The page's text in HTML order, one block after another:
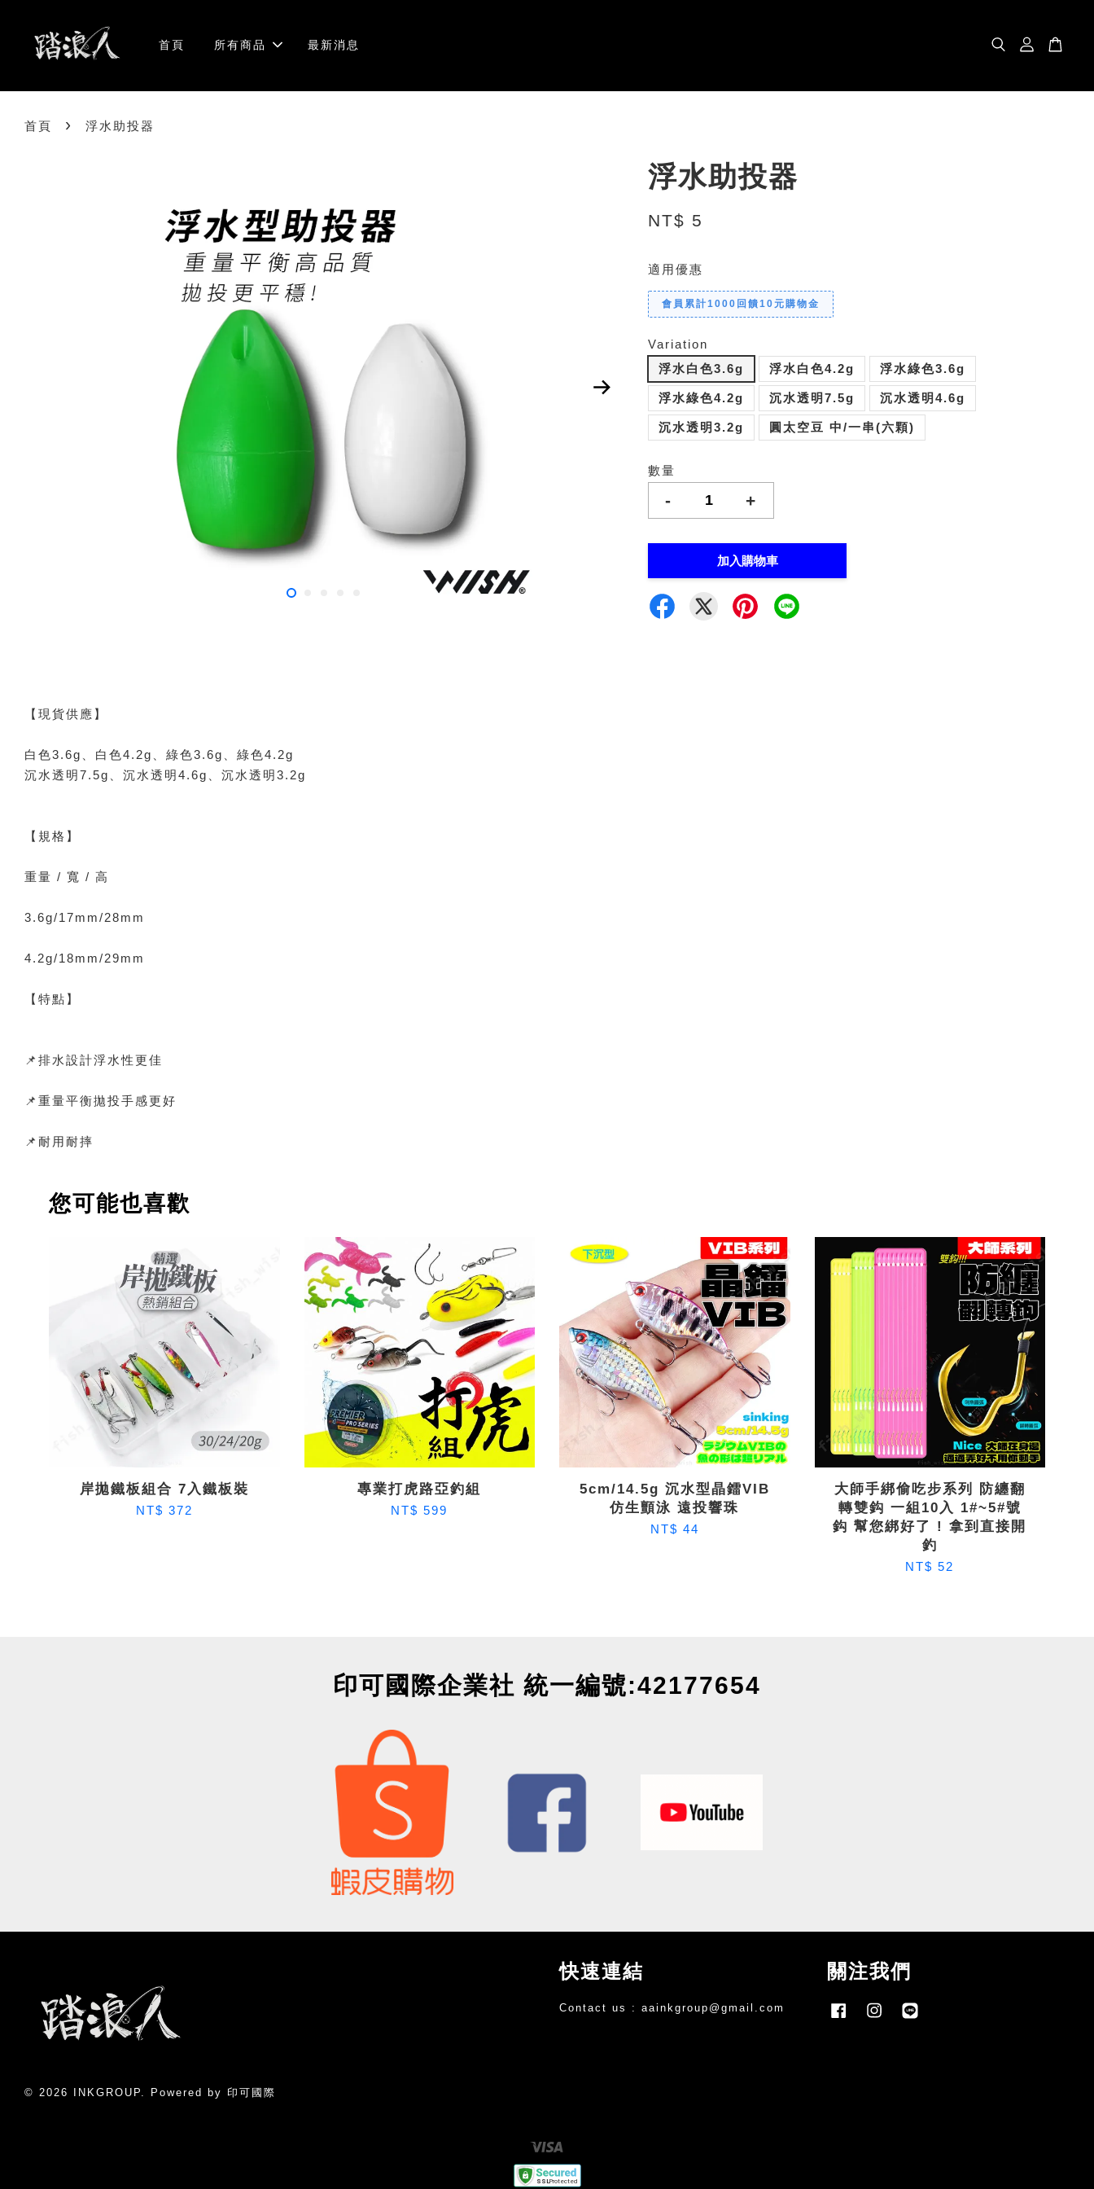
首頁 所有商品 最新消息
首頁 › 浮水助投器
浮水助投器
NT$ 5
適用優惠
會員累計1000回饋10元購物金
Variation
浮水白色3.6g
浮水白色4.2g 浮水綠色3.6g
浮水綠色4.2g 沉水透明7.5g 沉水透明4.6g
沉水透明3.2g 圓太空豆 中/一串(六顆)
數量
- +
加入購物車
【現貨供應】
白色3.6g、白色4.2g、綠色3.6g、綠色4.2g
沉水透明7.5g、沉水透明4.6g、沉水透明3.2g
【規格】
重量 / 寬 / 高
3.6g/17mm/28mm
4.2g/18mm/29mm
【特點】
📌排水設計浮水性更佳
📌重量平衡拋投手感更好
📌耐用耐摔
您可能也喜歡
岸拋鐵板組合 7入鐵板裝
NT$ 372
專業打虎路亞釣組
NT$ 599
5cm/14.5g 沉水型晶鐳VIB
仿生顫泳 遠投響珠
NT$ 44
大師手綁偷吃步系列 防纏翻
轉雙鈎 一組10入 1#~5#號
鈎 幫您綁好了 ! 拿到直接開
釣
NT$ 52
印可國際企業社 統一編號:42177654
© 2026 INKGROUP. Powered by 印可國際
快速連結
Contact us : aainkgroup@gmail.com
關注我們
FacebookInstagram